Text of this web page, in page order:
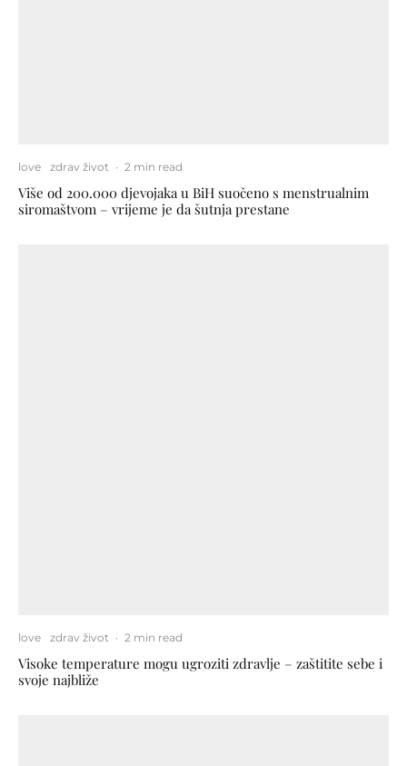
love zdrav život · 2 min read
Više od 200.000 djevojaka u BiH suočeno s menstrualnim
siromaštvom – vrijeme je da šutnja prestane
love zdrav život · 2 min read
Visoke temperature mogu ugroziti zdravlje – zaštitite sebe i
svoje najbliže